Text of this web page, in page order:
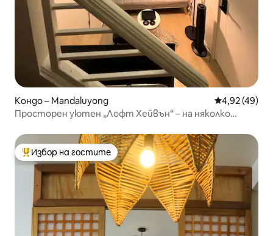
Кондо – Mandaluyong Средна
4,92 (49)
Просторен уютен „Лофт Хейвън“ – на няколко
Най-популярен избор на гостите
Избор на гостите